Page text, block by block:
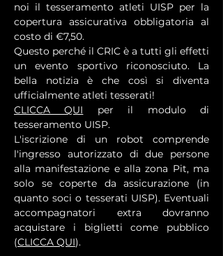
noi il tesseramento atleti UISP per la
copertura assicurativa obbligatoria al
costo di €7,50.
Questo perché il CRIC è a tutti gli effetti
un evento sportivo riconosciuto. La
bella notizia è che così si diventa
ufficialmente atleti tesserati!
CLICCA QUI per il modulo di
tesseramento UISP.
L'iscrizione di un robot comprende
l'ingresso autorizzato di due persone
alla manifestazione e alla zona Pit, ma
solo se coperte da assicurazione (in
quanto soci o tesserati UISP). Eventuali
accompagnatori extra dovranno
acquistare i biglietti come pubblico
(CLICCA QUI).